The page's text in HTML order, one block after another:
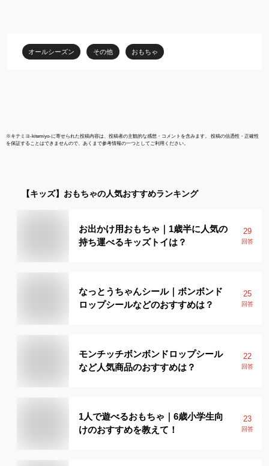
オールシーズン その他 おもちゃ
※キテミヨ-kitemiyo-に寄せられた投稿内容は、投稿者の主観的な感想・コメントを含みます。 投稿の信憑性・正確性
を保証することはできませんので、あくまで参考情報の一つとしてご利用ください。
【キッズ】 おもちゃの人気おすすめランキング
お出かけ用おもちゃ｜1歳半に人気の
持ち運べるキッズトイは？
29
回答
なっとうちゃんシール｜ボンボンド
ロップシールなどのおすすめは？
25
回答
モンチッチボンボンドロップシール
など人気商品のおすすめは？
22
回答
1人で遊べるおもちゃ｜6歳小学生向
けのおすすめを教えて！
23
回答